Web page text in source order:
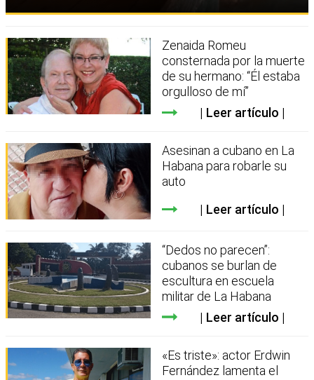
Zenaida Romeu
consternada por la muerte
de su hermano: “Él estaba
orgulloso de mí”
Leer artículo
Asesinan a cubano en La
Habana para robarle su
auto
Leer artículo
“Dedos no parecen”:
cubanos se burlan de
escultura en escuela
militar de La Habana
Leer artículo
«Es triste»: actor Erdwin
Fernández lamenta el